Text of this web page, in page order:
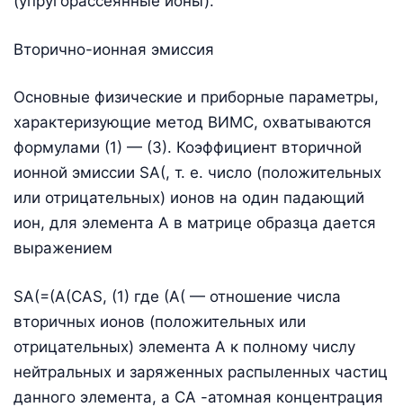
Вторично-ионная эмиссия
Основные физические и приборные параметры,
характеризующие метод ВИМС, охватываются
формулами (1) — (3). Коэффициент вторичной
ионной эмиссии SА(, т. е. число (положительных
или отрицательных) ионов на один падающий
ион, для элемента А в матрице образца дается
выражением
SА(=(А(САS, (1) где (А( — отношение числа
вторичных ионов (положительных или
отрицательных) элемента А к полному числу
нейтральных и заряженных распыленных частиц
данного элемента, а СА -атомная концентрация